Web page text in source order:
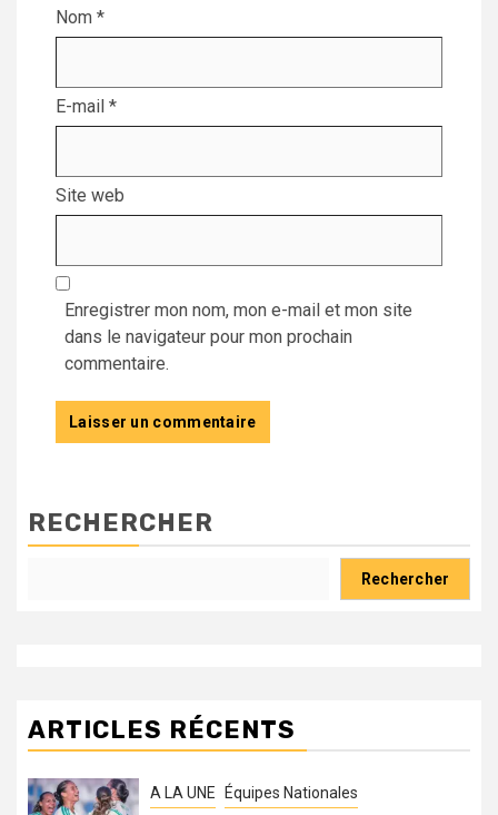
Nom *
E-mail *
Site web
Enregistrer mon nom, mon e-mail et mon site
dans le navigateur pour mon prochain
commentaire.
RECHERCHER
Rechercher
ARTICLES RÉCENTS
A LA UNE Équipes Nationales